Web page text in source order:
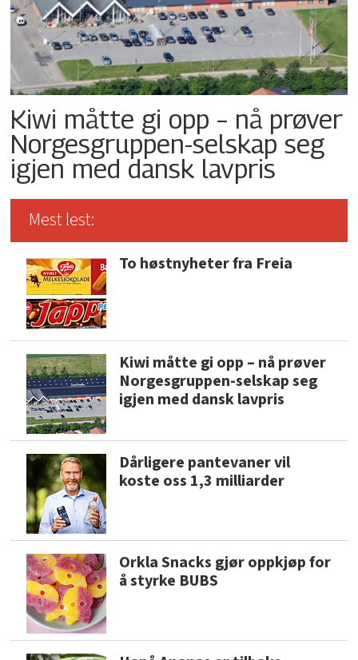
Kiwi måtte gi opp – nå prøver
Norgesgruppen-selskap seg
igjen med dansk lavpris
Mest lest:
To høstnyheter fra Freia
Kiwi måtte gi opp – nå prøver
Norgesgruppen-selskap seg
igjen med dansk lavpris
Dårligere pantevaner vil
koste oss 1,3 milliarder
Orkla Snacks gjør oppkjøp for
å styrke BUBS